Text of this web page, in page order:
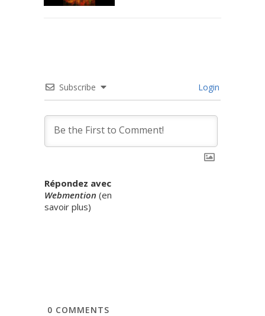
Subscribe Login
Répondez avec
Webmention (en
savoir plus)
0 COMMENTS